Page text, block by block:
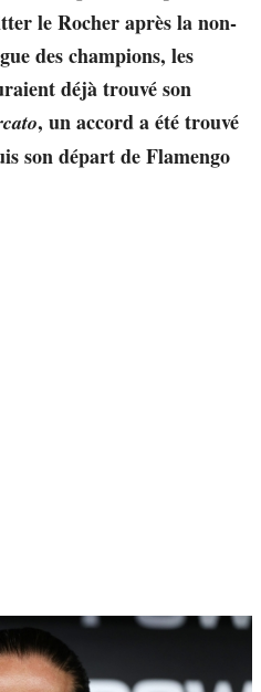
le Rocher après la non-
des champions, les
déjà trouvé son
, un accord a été trouvé
son départ de Flamengo